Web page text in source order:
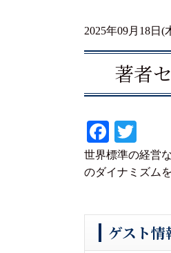
2025年09月18日(
著者
Fa
ce
bo
wi
tte
世界標準の経営
のダイナミズム
ゲスト情